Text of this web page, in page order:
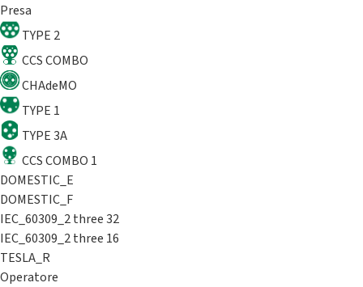
Presa
TYPE 2
CCS COMBO
CHAdeMO
TYPE 1
TYPE 3A
CCS COMBO 1
DOMESTIC_E
DOMESTIC_F
IEC_60309_2 three 32
IEC_60309_2 three 16
TESLA_R
Operatore